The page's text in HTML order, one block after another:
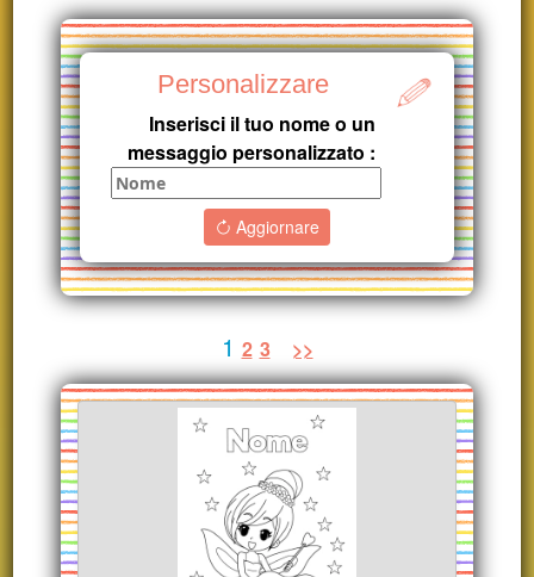
Personalizzare
Inserisci il tuo nome o un
messaggio personalizzato :
Aggiornare
1 2 3 >>